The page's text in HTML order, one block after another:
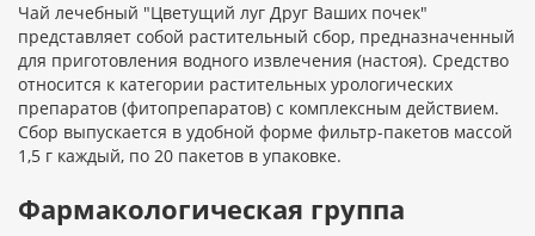
Чай лечебный "Цветущий луг Друг Ваших почек"
представляет собой растительный сбор, предназначенный
для приготовления водного извлечения (настоя). Средство
относится к категории растительных урологических
препаратов (фитопрепаратов) с комплексным действием.
Сбор выпускается в удобной форме фильтр-пакетов массой
1,5 г каждый, по 20 пакетов в упаковке.
Фармакологическая группа